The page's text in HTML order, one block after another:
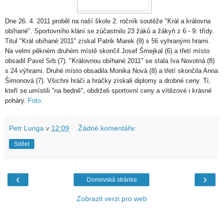
Dne 26. 4. 2011 proběl na naší škole 2. ročník soutěže "Král a královna
obíhané". Sportovního klání se zúčastnilo 23 žáků a žákyň z 6 - 9. třídy.
Titul "Král obíhané 2011" získal Patrik Marek (9) s 56 vyhranými hrami.
Na velmi pěkném druhém místě skončil Josef Šmejkal (6) a třetí místo
obsadil Pavel Srb (7). "Královnou obíhané 2011" se stala Iva Novotná (8)
s 24 výhrami. Druhé místo obsadila Monika Nová (8) a třetí skončila Anna
Šimonová (7). Všichni hráči a hráčky získali diplomy a drobné ceny. Ti,
kteří se umístili "na bedně", obdrželi sportovní ceny a vítězové i krásné
poháry. Foto.
Petr Lunga v 12:09 Žádné komentáře:
Sdílet
‹ ›
Domovská stránka
Zobrazit verzi pro web